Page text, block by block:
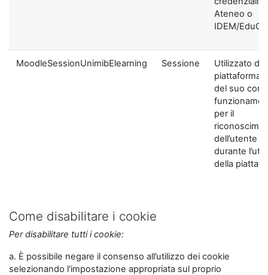
Ateneo o
IDEM/
MoodleSessionUnimibElearning Sessione
Utilizzato
piattaforma
del suo
per il
dell’utente
durante
della
Come disabilitare i cookie
Per disabilitare tutti i cookie:
a. È possibile negare il consenso all’utilizzo dei cookie
selezionando l'impostazione appropriata sul proprio